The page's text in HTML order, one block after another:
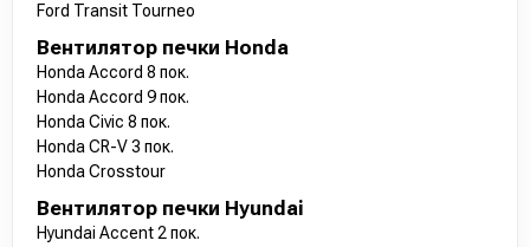
Ford Transit Tourneo
Вентилятор печки Honda
Honda Accord 8 пок.
Honda Accord 9 пок.
Honda Civic 8 пок.
Honda CR-V 3 пок.
Honda Crosstour
Вентилятор печки Hyundai
Hyundai Accent 2 пок.